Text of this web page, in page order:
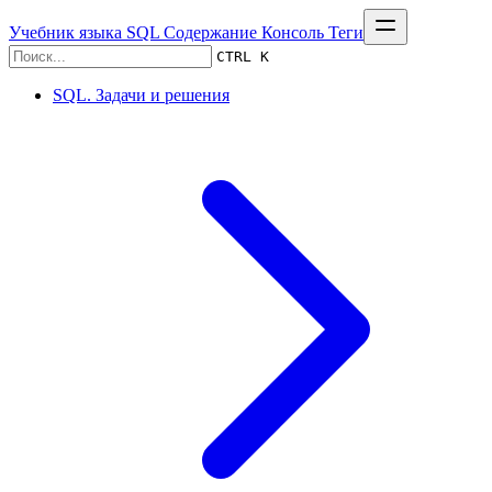
Учебник языка SQL Содержание Консоль Теги
CTRL K
SQL. Задачи и решения